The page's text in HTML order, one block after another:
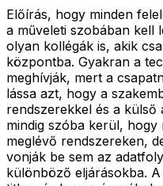
Előírás, hogy minden
a műveleti szobában kell
olyan kollégák is, akik
központba. Gyakran a
meghívják, mert a
lássa azt, hogy a
rendszerekkel és a
mindig szóba kerül, hogy
meglévő rendszereken,
vonják be sem az
különböző eljárásokba.